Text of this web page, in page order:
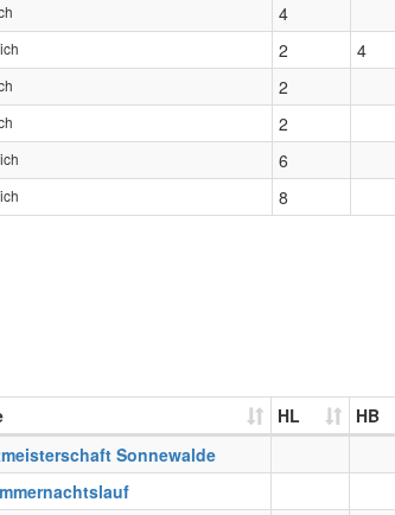
4
2
4
2
2
6
8
HL HB
Sonnewalde